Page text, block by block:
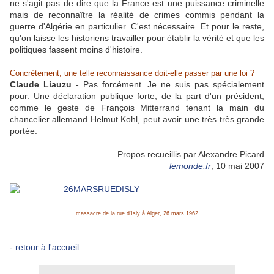
ne s'agit pas de dire que la France est une puissance criminelle
mais de reconnaître la réalité de crimes commis pendant la
guerre d'Algérie en particulier. C'est nécessaire. Et pour le reste,
qu'on laisse les historiens travailler pour établir la vérité et que les
politiques fassent moins d'histoire.
Concrètement, une telle reconnaissance doit-elle passer par une loi ?
Claude Liauzu - Pas forcément. Je ne suis pas spécialement
pour. Une déclaration publique forte, de la part d'un président,
comme le geste de François Mitterrand tenant la main du
chancelier allemand Helmut Kohl, peut avoir une très très grande
portée.
Propos recueillis par Alexandre Picard
lemonde.fr , 10 mai 2007
massacre de la rue d'Isly à Alger, 26 mars 1962
- retour à l'accueil